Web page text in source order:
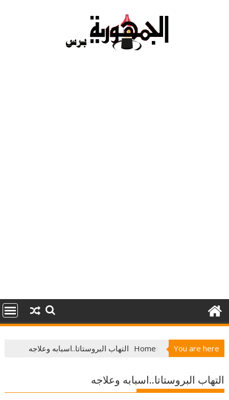
You are here
Home التهاب البروستاتا..اسبابه وعلاجه
التهاب البروستاتا..اسبابه وعلاجه